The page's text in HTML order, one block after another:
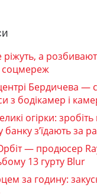
а
соцмереж
Бердичева —
з бодікамер і
огірки:
з’їдають за
— продюсер
13 гурту Blur
за годину: